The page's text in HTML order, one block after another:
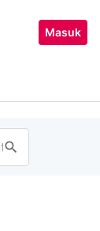
Masuk
search